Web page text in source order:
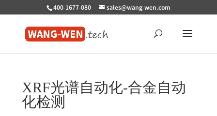
400-1677-080 sales@wang-wen.com
XRF光谱自动化-合金自动
化检测